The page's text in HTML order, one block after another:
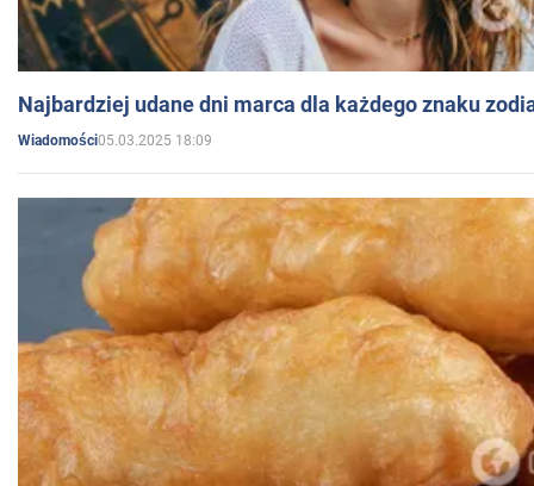
Najbardziej udane dni marca dla każdego znaku
Wiadomości05.03.2025 18:09